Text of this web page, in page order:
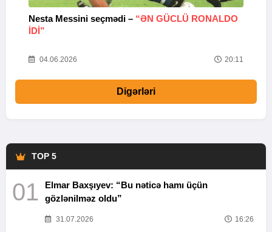
Nesta Messini seçmədi – “ƏN GÜCLÜ RONALDO
IDI”
04.06.2026 20:11
Digərləri
TOP 5
01
Elmar Baxşıyev: “Bu nəticə hamı üçün
gözlənilməz oldu”
31.07.2026 16:26